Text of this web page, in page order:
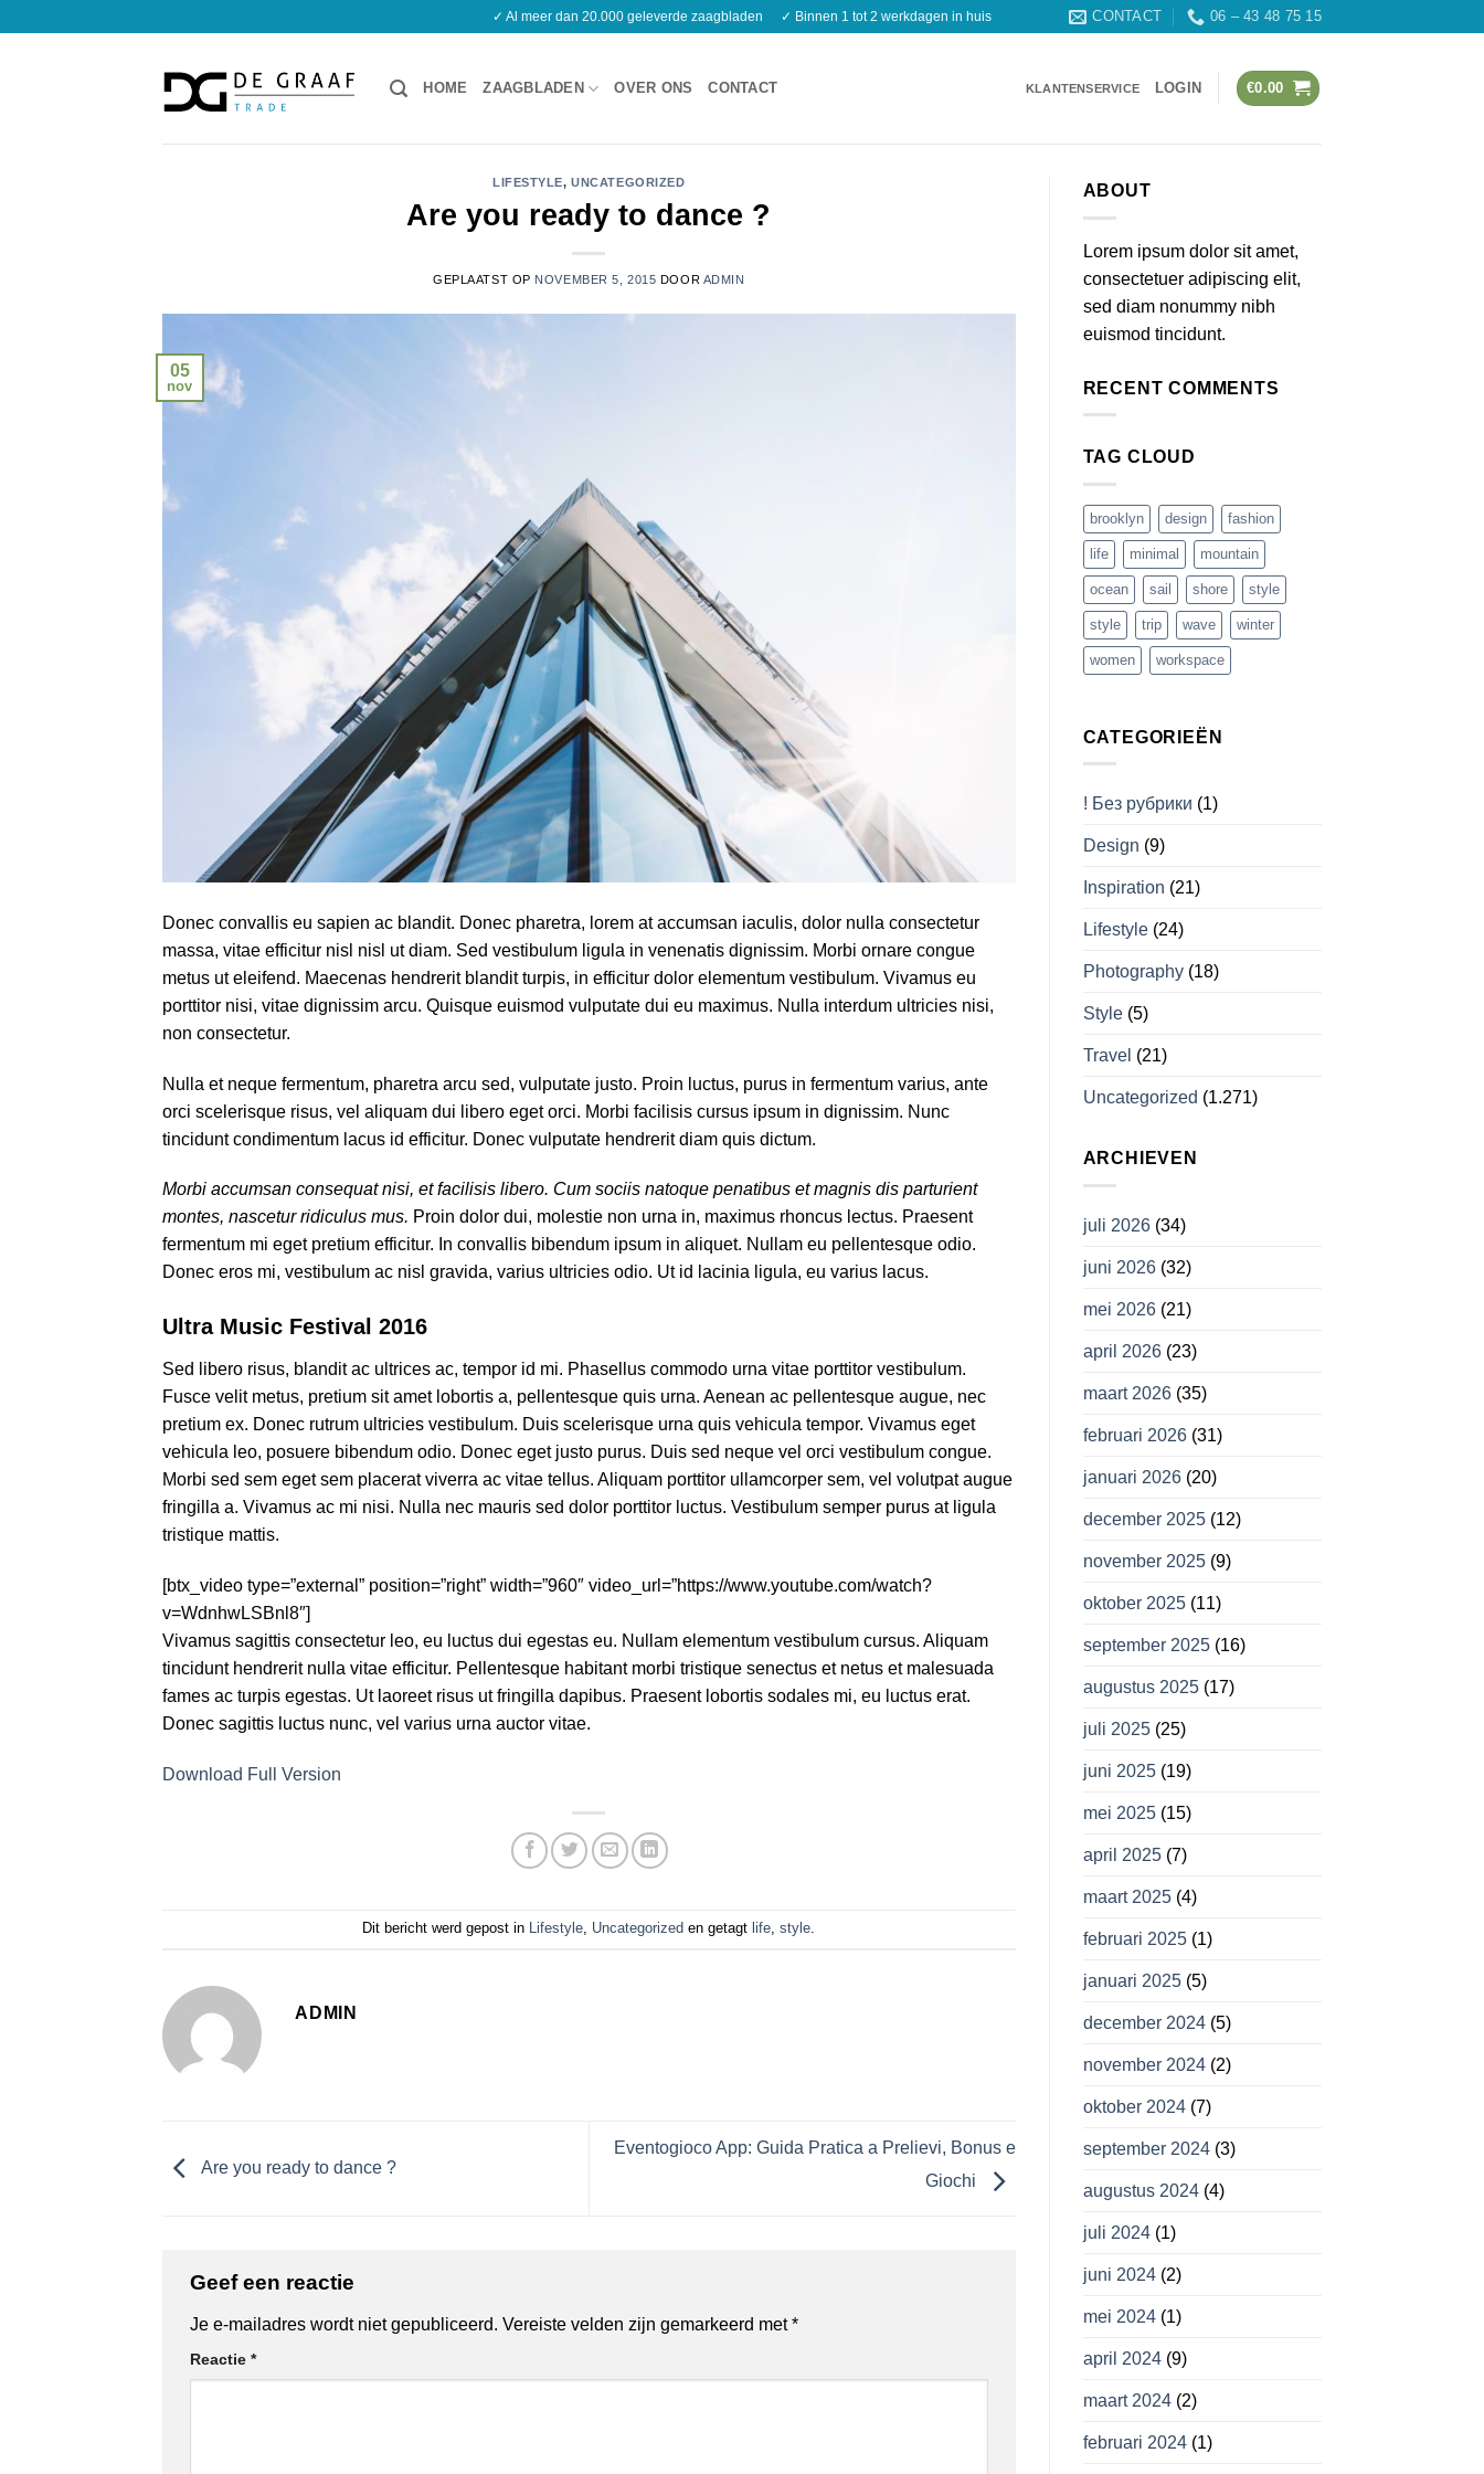
✓ Al meer dan 20.000 geleverde zaagbladen ✓ Binnen 1 tot 2 werkdagen in huis CONTACT 06 – 43 48 75 15
HOME ZAAGBLADEN OVER ONS CONTACT KLANTENSERVICE LOGIN €0.00
LIFESTYLE,UNCATEGORIZED
Are you ready to dance ?
GEPLAATST OP NOVEMBER 5, 2015 DOOR ADMIN
05
nov
Donec convallis eu sapien ac blandit. Donec pharetra, lorem at accumsan iaculis, dolor nulla consectetur
massa, vitae efficitur nisl nisl ut diam. Sed vestibulum ligula in venenatis dignissim. Morbi ornare congue
metus ut eleifend. Maecenas hendrerit blandit turpis, in efficitur dolor elementum vestibulum. Vivamus eu
porttitor nisi, vitae dignissim arcu. Quisque euismod vulputate dui eu maximus. Nulla interdum ultricies nisi,
non consectetur.
Nulla et neque fermentum, pharetra arcu sed, vulputate justo. Proin luctus, purus in fermentum varius, ante
orci scelerisque risus, vel aliquam dui libero eget orci. Morbi facilisis cursus ipsum in dignissim. Nunc
tincidunt condimentum lacus id efficitur. Donec vulputate hendrerit diam quis dictum.
Morbi accumsan consequat nisi, et facilisis libero. Cum sociis natoque penatibus et magnis dis parturient
montes, nascetur ridiculus mus. Proin dolor dui, molestie non urna in, maximus rhoncus lectus. Praesent
fermentum mi eget pretium efficitur. In convallis bibendum ipsum in aliquet. Nullam eu pellentesque odio.
Donec eros mi, vestibulum ac nisl gravida, varius ultricies odio. Ut id lacinia ligula, eu varius lacus.
Ultra Music Festival 2016
Sed libero risus, blandit ac ultrices ac, tempor id mi. Phasellus commodo urna vitae porttitor vestibulum.
Fusce velit metus, pretium sit amet lobortis a, pellentesque quis urna. Aenean ac pellentesque augue, nec
pretium ex. Donec rutrum ultricies vestibulum. Duis scelerisque urna quis vehicula tempor. Vivamus eget
vehicula leo, posuere bibendum odio. Donec eget justo purus. Duis sed neque vel orci vestibulum congue.
Morbi sed sem eget sem placerat viverra ac vitae tellus. Aliquam porttitor ullamcorper sem, vel volutpat augue
fringilla a. Vivamus ac mi nisi. Nulla nec mauris sed dolor porttitor luctus. Vestibulum semper purus at ligula
tristique mattis.
[btx_video type=”external” position=”right” width=”960″ video_url=”https://www.youtube.com/watch?
v=WdnhwLSBnl8″]
Vivamus sagittis consectetur leo, eu luctus dui egestas eu. Nullam elementum vestibulum cursus. Aliquam
tincidunt hendrerit nulla vitae efficitur. Pellentesque habitant morbi tristique senectus et netus et malesuada
fames ac turpis egestas. Ut laoreet risus ut fringilla dapibus. Praesent lobortis sodales mi, eu luctus erat.
Donec sagittis luctus nunc, vel varius urna auctor vitae.
Download Full Version
Dit bericht werd gepost in Lifestyle, Uncategorized en getagt life,style.
ADMIN
Are you ready to dance ?
Eventogioco App: Guida Pratica a Prelievi, Bonus e
Giochi
Geef een reactie
Je e-mailadres wordt niet gepubliceerd. Vereiste velden zijn gemarkeerd met*
Reactie *
ABOUT
Lorem ipsum dolor sit amet,
consectetuer adipiscing elit,
sed diam nonummy nibh
euismod tincidunt.
RECENT COMMENTS
TAG CLOUD
brooklyn design fashion
life minimal mountain
ocean sail shore style
style trip wave winter
women workspace
CATEGORIEËN
! Без рубрики (1)
Design (9)
Inspiration (21)
Lifestyle(24)
Photography(18)
Style(5)
Travel (21)
Uncategorized (1.271)
ARCHIEVEN
juli 2026(34)
juni 2026(32)
mei 2026(21)
april 2026(23)
maart 2026(35)
februari 2026(31)
januari 2026(20)
december 2025(12)
november 2025(9)
oktober 2025(11)
september 2025(16)
augustus 2025(17)
juli 2025(25)
juni 2025(19)
mei 2025(15)
april 2025(7)
maart 2025(4)
februari 2025(1)
januari 2025(5)
december 2024(5)
november 2024(2)
oktober 2024(7)
september 2024(3)
augustus 2024(4)
juli 2024(1)
juni 2024(2)
mei 2024(1)
april 2024(9)
maart 2024(2)
februari 2024(1)